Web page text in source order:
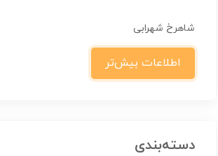
شاهرخ شهرابی
اطلاعات بیش‌تر
دسته‌بندی